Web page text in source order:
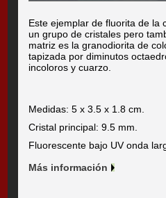
Este ejemplar de fluorita de la
un grupo de cristales pero
matriz es la granodiorita de
tapizada por diminutos
incoloros y cuarzo.
Medidas: 5 x 3.5 x 1.8 cm.
Cristal principal: 9.5 mm.
Fluorescente bajo UV onda
Más información